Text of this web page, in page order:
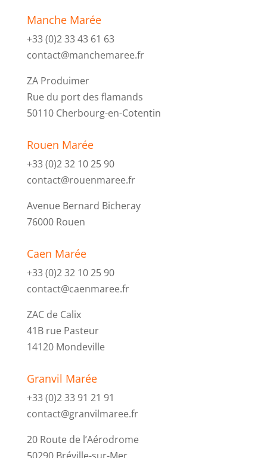
Manche Marée
+33 (0)2 33 43 61 63
contact@manchemaree.fr
ZA Produimer
Rue du port des flamands
50110 Cherbourg-en-Cotentin
Rouen Marée
+33 (0)2 32 10 25 90
contact@rouenmaree.fr
Avenue Bernard Bicheray
76000 Rouen
Caen Marée
+33 (0)2 32 10 25 90
contact@caenmaree.fr
ZAC de Calix
41B rue Pasteur
14120 Mondeville
Granvil Marée
+33 (0)2 33 91 21 91
contact@granvilmaree.fr
20 Route de l’Aérodrome